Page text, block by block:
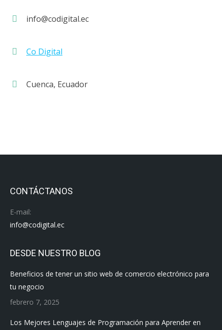
info@codigital.ec
Co Digital
Cuenca, Ecuador
CONTÁCTANOS
E-mail:
info@codigital.ec
DESDE NUESTRO BLOG
Beneficios de tener un sitio web de comercio electrónico para
tu negocio
febrero 7, 2025
Los Mejores Lenguajes de Programación para Aprender en